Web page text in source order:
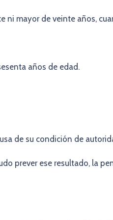
ni mayor de veinte años,
años de edad.
de su condición de
prever ese resultado, la